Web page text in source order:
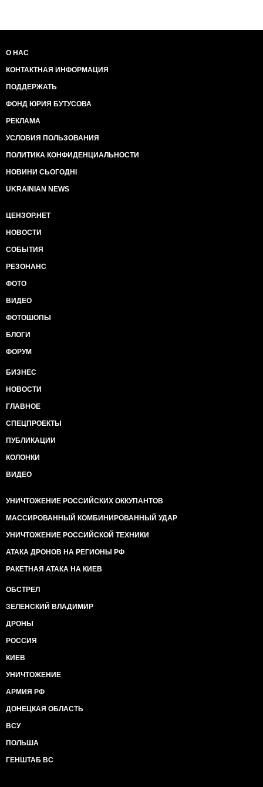
О НАС
КОНТАКТНАЯ ИНФОРМАЦИЯ
ПОДДЕРЖАТЬ
ФОНД ЮРИЯ БУТУСОВА
РЕКЛАМА
УСЛОВИЯ ПОЛЬЗОВАНИЯ
ПОЛИТИКА КОНФИДЕНЦИАЛЬНОСТИ
НОВИНИ СЬОГОДНІ
UKRAINIAN NEWS
ЦЕНЗОР.НЕТ
НОВОСТИ
СОБЫТИЯ
РЕЗОНАНС
ФОТО
ВИДЕО
ФОТОШОПЫ
БЛОГИ
ФОРУМ
БИЗНЕС
НОВОСТИ
ГЛАВНОЕ
СПЕЦПРОЕКТЫ
ПУБЛИКАЦИИ
КОЛОНКИ
ВИДЕО
УНИЧТОЖЕНИЕ РОССИЙСКИХ ОККУПАНТОВ
МАССИРОВАННЫЙ КОМБИНИРОВАННЫЙ УДАР
УНИЧТОЖЕНИЕ РОССИЙСКОЙ ТЕХНИКИ
АТАКА ДРОНОВ НА РЕГИОНЫ РФ
РАКЕТНАЯ АТАКА НА КИЕВ
ОБСТРЕЛ
ЗЕЛЕНСКИЙ ВЛАДИМИР
ДРОНЫ
РОССИЯ
КИЕВ
УНИЧТОЖЕНИЕ
АРМИЯ РФ
ДОНЕЦКАЯ ОБЛАСТЬ
ВСУ
ПОЛЬША
ГЕНШТАБ ВС